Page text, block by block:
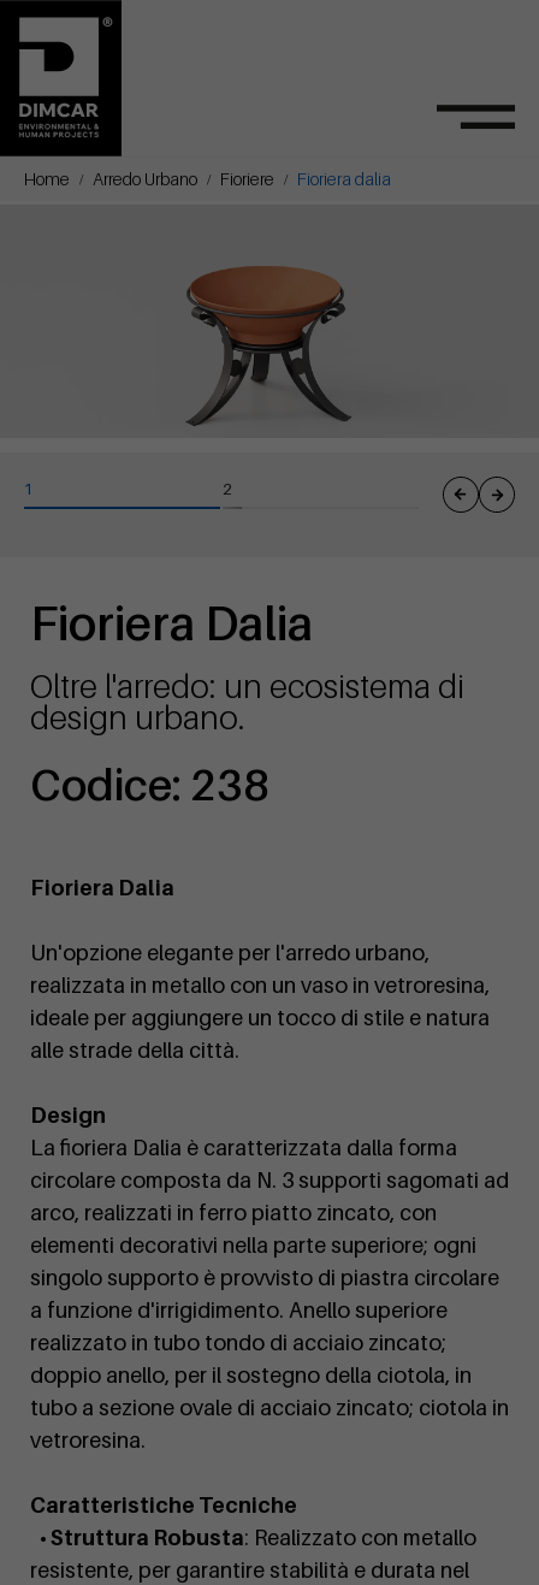
Home Arredo Urbano Fioriere Fioriera dalia
Fioriera Dalia
Oltre l'arredo: un ecosistema di
design urbano.
Codice: 238
Fioriera Dalia
Un'opzione elegante per l'arredo urbano,
realizzata in metallo con un vaso in vetroresina,
ideale per aggiungere un tocco di stile e natura
alle strade della città.
Design
La fioriera Dalia è caratterizzata dalla forma
circolare composta da N. 3 supporti sagomati ad
arco, realizzati in ferro piatto zincato, con
elementi decorativi nella parte superiore; ogni
singolo supporto è provvisto di piastra circolare
a funzione d'irrigidimento. Anello superiore
realizzato in tubo tondo di acciaio zincato;
doppio anello, per il sostegno della ciotola, in
tubo a sezione ovale di acciaio zincato; ciotola in
vetroresina.
Caratteristiche Tecniche
• Struttura Robusta: Realizzato con metallo
resistente, per garantire stabilità e durata nel